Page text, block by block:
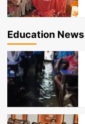
Education News